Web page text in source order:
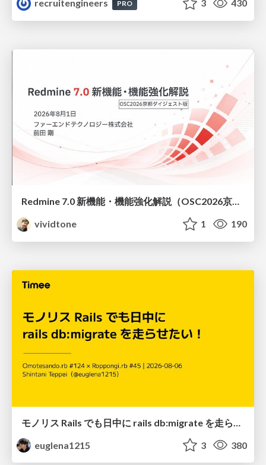
recruitengineers PRO 3 430
Redmine 7.0 新機能・機能強化解説（OSC2026京都ダイジェスト版）
vividtone
1 190
euglena1215
3 380